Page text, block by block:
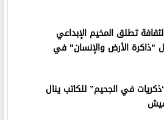
تطلق المخيم الإبداعي
"ذاكرة الأرض والإنسان" في
في الجحيم” للكاتب ينال